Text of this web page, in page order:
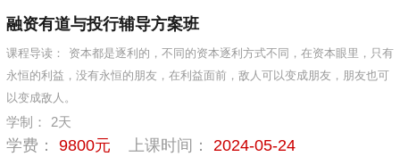
融资有道与投行辅导方案班
课程导读：
资本都是逐利的，不同的资本逐利方式不同，在资本眼里，只有
永恒的利益，没有永恒的朋友，在利益面前，敌人可以变成朋友，朋友也可
以变成敌人。
学制： 2天
学费： 9800元 上课时间： 2024-05-24